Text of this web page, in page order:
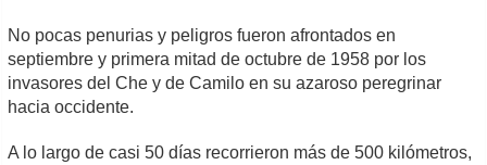
No pocas penurias y peligros fueron afrontados en
septiembre y primera mitad de octubre de 1958 por los
invasores del Che y de Camilo en su azaroso peregrinar
hacia occidente.
A lo largo de casi 50 días recorrieron más de 500 kilómetros,